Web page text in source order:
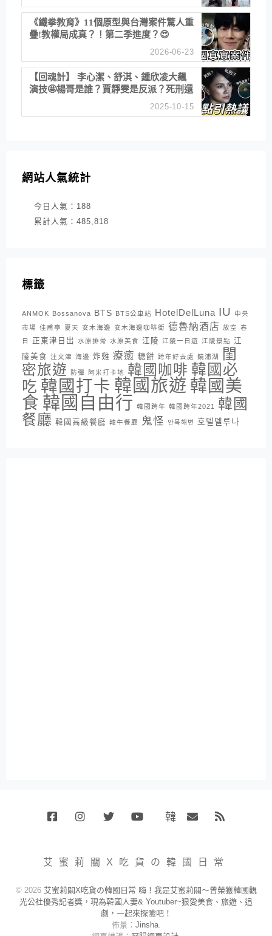
《鐵拳教育》11個原型與台灣案件驚人重
疊!教權局成真？！第二季進度？😍
2026-06-23
【回魂計】 李心潔、舒淇、鍾欣凌大飆
演技🤩楊哥是誰？賈靜雯是反派？死刑還
2025-10-15
網站人氣統計
今日人氣： 188
累計人氣： 485,818
標籤
ANMOK Bossanova BTS BTS公車站 HotelDelLuna IU
中央
市場 佳甫亭 夏天 安木海邊 安木海邊咖啡街 德魯納酒店 放空 春
日
正東津日出 水原排骨 水原美食 江陵 江陵一日遊 江陵景點 江
陵美食 注文津 海邊 炸雞 療癒 糖餅 跨年好去處 鏡浦湖
閨
密旅遊
防彈 阿米打卡地 韓國咖啡 韓國必
吃 韓國打卡 韓國旅遊 韓國美
食 韓國自由行 韓國跨年 韓國跨年2021
韓國
餐廳 韓國高級餐廳 韓牛餐廳 鬼怪 안목해변 호텔델루나
韓
小
賣
艾蜜莉關X吃貨の韓國日常
© 2026 艾蜜莉關X吃貨の韓國日常 嗨！我是艾蜜莉關～曾榮獲韓國觀
光公社優秀記者獎，現為韓國人妻& Youtuber~狠愛美食、旅遊、追
劇，一起來探險吧！
佈景： Jinsha.